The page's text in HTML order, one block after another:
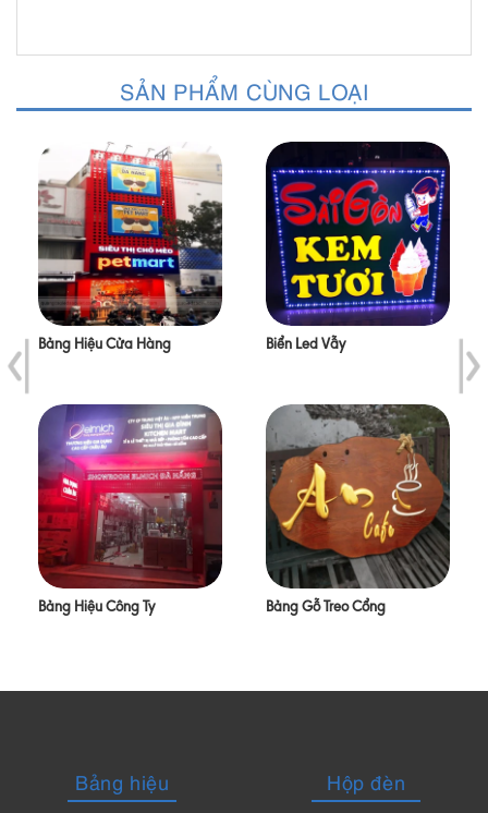
SẢN PHẨM CÙNG LOẠI
Bảng Hiệu Cửa Hàng
Bảng Hiệu Công Ty
Biển Led Vẫy
Bảng Gỗ Treo Cổng
Bảng hiệu Hộp đèn